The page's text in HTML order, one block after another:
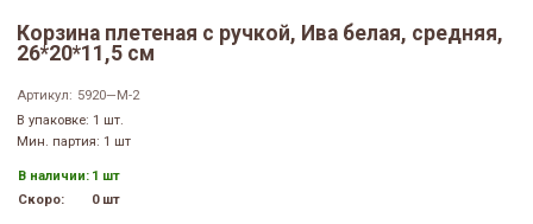
Корзина плетеная с ручкой, Ива белая, средняя,
26*20*11,5 см
Артикул: 5920—M-2
В упаковке: 1 шт.
Мин. партия: 1 шт
В наличии: 1 шт
Скоро:
0 шт